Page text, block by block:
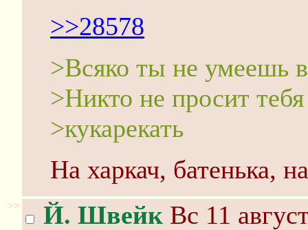
>>28578
>Всяко ты не умеешь
>Никто не просит
>кукарекать
На харкач, батенька,
>> Й. Швейк Вс 11